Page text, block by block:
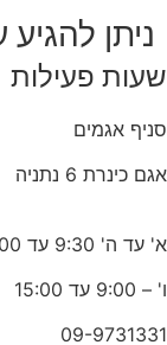
ניתן
שעות פעילות
סניף אגמים
אגם כינרת 6 נתניה
א' עד ה' 9:30 עד 20:00
ו' – 9:00 עד 15:00
09-9731331